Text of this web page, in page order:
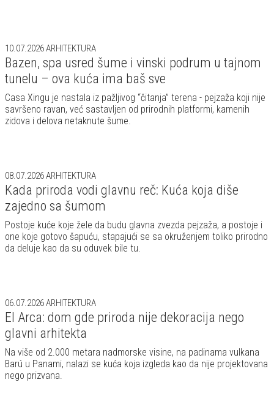
10.07.2026ARHITEKTURA
Bazen, spa usred šume i vinski podrum u tajnom
tunelu – ova kuća ima baš sve
Casa Xingu je nastala iz pažljivog “čitanja” terena - pejzaža koji nije
savršeno ravan, već sastavljen od prirodnih platformi, kamenih
zidova i delova netaknute šume.
08.07.2026ARHITEKTURA
Kada priroda vodi glavnu reč: Kuća koja diše
zajedno sa šumom
Postoje kuće koje žele da budu glavna zvezda pejzaža, a postoje i
one koje gotovo šapuću, stapajući se sa okruženjem toliko prirodno
da deluje kao da su oduvek bile tu.
06.07.2026ARHITEKTURA
El Arca: dom gde priroda nije dekoracija nego
glavni arhitekta
Na više od 2.000 metara nadmorske visine, na padinama vulkana
Barú u Panami, nalazi se kuća koja izgleda kao da nije projektovana
nego prizvana.